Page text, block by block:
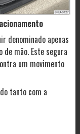
denominado apenas
mão. Este segura
um movimento
tanto com a